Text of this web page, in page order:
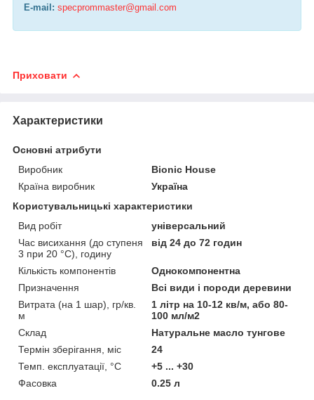
E-mail: specprommaster@gmail.com
Приховати
Характеристики
Основні атрибути
Виробник
Bionic House
Країна виробник
Україна
Користувальницькі характеристики
Вид робіт
універсальний
Час висихання (до ступеня
3 при 20 °С), годину
від 24 до 72 годин
Кількість компонентів
Однокомпонентна
Призначення
Всі види і породи деревини
Витрата (на 1 шар), гр/кв.
м
1 літр на 10-12 кв/м, або 80-
100 мл/м2
Склад
Натуральне масло тунгове
Термін зберігання, міс
24
Темп. експлуатації, °С
+5 ... +30
Фасовка
0.25 л